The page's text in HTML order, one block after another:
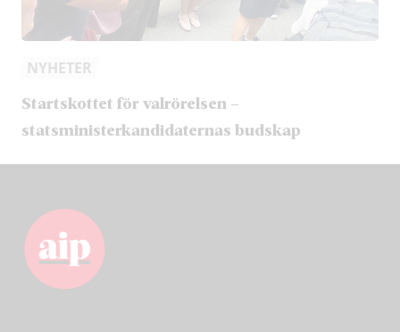
NYHETER
Startskottet för valrörelsen –
statsministerkandidaternas budskap